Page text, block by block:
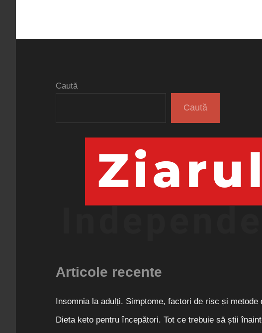
Caută
Caută
Articole recente
Insomnia la adulți. Simptome, factori de risc și metode
Dieta keto pentru începători. Tot ce trebuie să știi